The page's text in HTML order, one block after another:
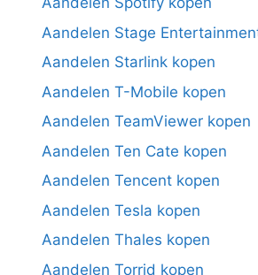
Aandelen Stage
Aandelen Starlink kopen
Aandelen T-Mobile kopen
Aandelen TeamViewer kopen
Aandelen Ten Cate kopen
Aandelen Tencent kopen
Aandelen Tesla kopen
Aandelen Thales kopen
Aandelen Torrid kopen